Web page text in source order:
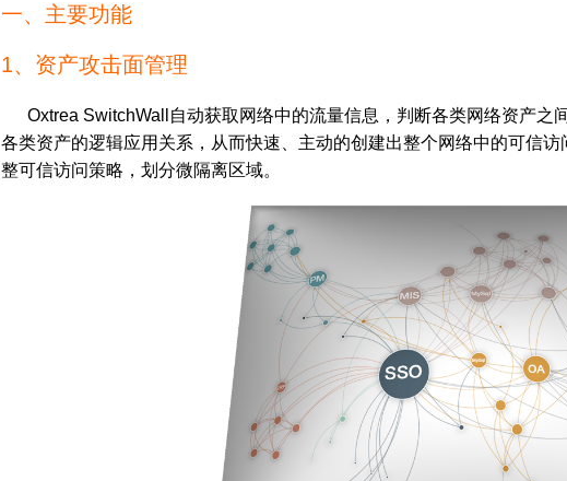
一、主要功能
1、资产攻击面管理
Oxtrea SwitchWall自动获取网络中的流量信息，判断各类网络资产之
各类资产的逻辑应用关系，从而快速、主动的创建出整个网络中的可信
整可信访问策略，划分微隔离区域。